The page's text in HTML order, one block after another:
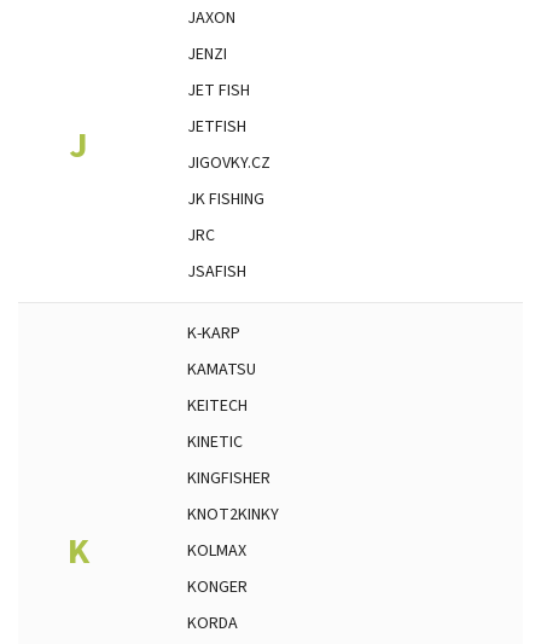
J
JAXON
JENZI
JET FISH
JETFISH
JIGOVKY.CZ
JK FISHING
JRC
JSAFISH
K
K-KARP
KAMATSU
KEITECH
KINETIC
KINGFISHER
KNOT2KINKY
KOLMAX
KONGER
KORDA